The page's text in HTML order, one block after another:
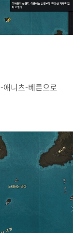
니츠-베른으로